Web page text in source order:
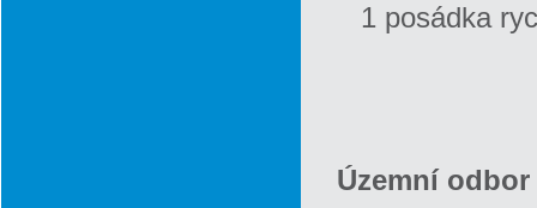
1 posádka
Územní odbor